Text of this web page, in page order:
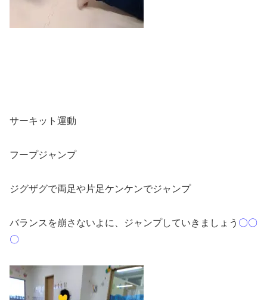
サーキット運動
フープジャンプ
ジグザグで両足や片足ケンケンでジャンプ
バランスを崩さないよに、ジャンプしていきましょう 〇〇
〇